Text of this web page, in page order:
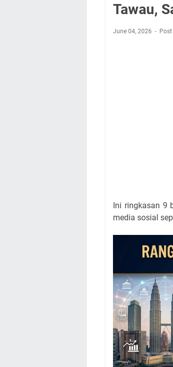
Tawau,
June 04, 2026
Ini ringkasan 9
media sosial